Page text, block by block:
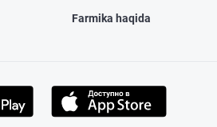
Farmika haqida